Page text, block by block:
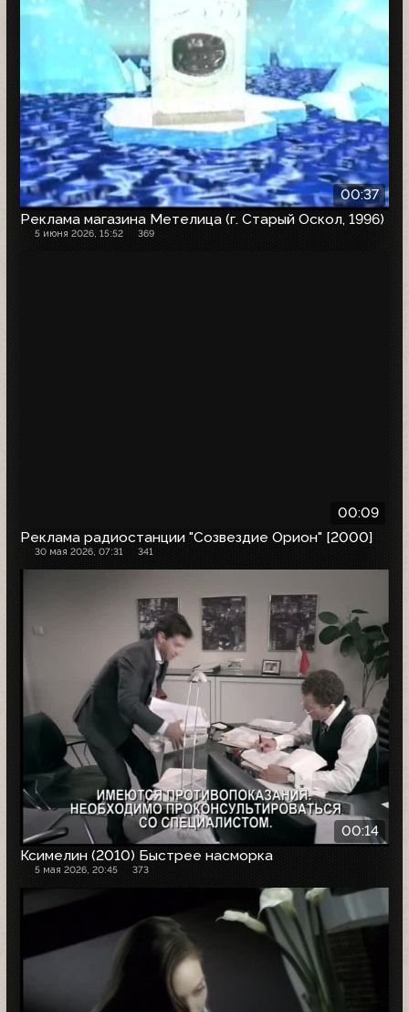
00:37
Реклама магазина Метелица (г. Старый Оскол, 1996)
5 июня 2026, 15:52 369
00:09
Реклама радиостанции "Созвездие Орион" [2000]
30 мая 2026, 07:31 341
00:14
Ксимелин (2010) Быстрее насморка
5 мая 2026, 20:45 373